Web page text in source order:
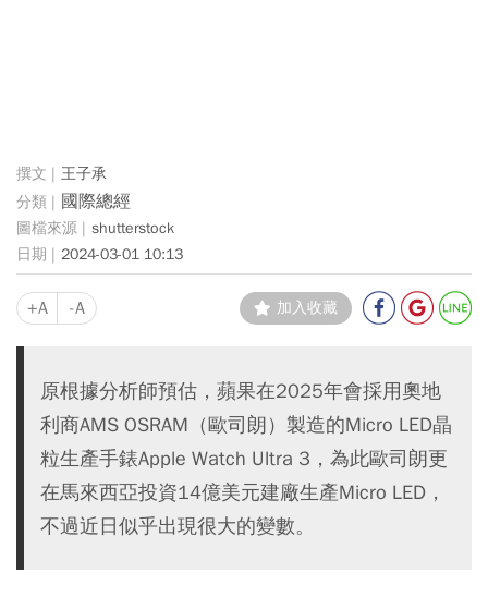
王子承
國際總經
shutterstock
2024-03-01 10:13
+A -A 加入收藏
原根據分析師預估，蘋果在2025年會採用奧地
利商AMS OSRAM（歐司朗）製造的Micro LED晶
粒生產手錶Apple Watch Ultra 3，為此歐司朗更
在馬來西亞投資14億美元建廠生產Micro LED，
不過近日似乎出現很大的變數。